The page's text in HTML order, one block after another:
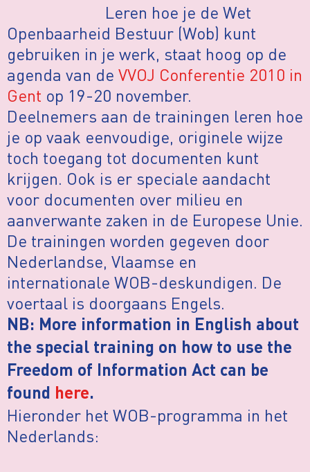
Leren hoe je de Wet
Openbaarheid Bestuur (Wob) kunt
gebruiken in je werk, staat hoog op de
agenda van de VVOJ Conferentie 2010 in
Gent op 19-20 november.
Deelnemers aan de trainingen leren hoe
je op vaak eenvoudige, originele wijze
toch toegang tot documenten kunt
krijgen. Ook is er speciale aandacht
voor documenten over milieu en
aanverwante zaken in de Europese Unie.
De trainingen worden gegeven door
Nederlandse, Vlaamse en
internationale WOB-deskundigen. De
voertaal is doorgaans Engels.
NB: More information in English about
the special training on how to use the
Freedom of Information Act can be
found
here.
Hieronder het WOB-programma in het
Nederlands: